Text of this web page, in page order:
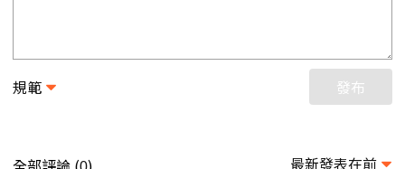
規範 發布
最新發表在前